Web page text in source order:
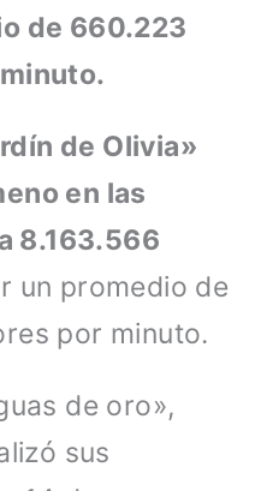
de 660.223
de Olivia»
en las
8.163.566
un promedio de
por minuto.
de oro»,
sus